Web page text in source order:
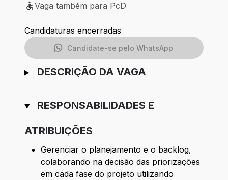
Vaga também para PcD
Vaga também para PcD
Candidaturas encerradas
Candidate-se pelo WhatsApp
DESCRIÇÃO DA VAGA
RESPONSABILIDADES E
ATRIBUIÇÕES
Gerenciar o planejamento e o backlog,
colaborando na decisão das priorizações
em cada fase do projeto utilizando